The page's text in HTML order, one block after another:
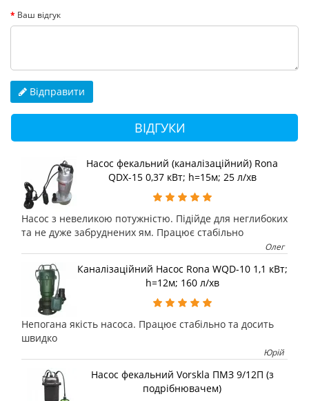
Ваш відгук
Відправити
ВІДГУКИ
Насос фекальний (каналізаційний) Rona
QDX-15 0,37 кВт; h=15м; 25 л/хв
Насос з невеликою потужністю. Підійде для неглибоких
та не дуже забруднених ям. Працює стабільно
Олег
Каналізаційний Насос Rona WQD-10 1,1 кВт;
h=12м; 160 л/хв
Непогана якість насоса. Працює стабільно та досить
швидко
Юрій
Насос фекальний Vorskla ПМЗ 9/12П (з
подрібнювачем)